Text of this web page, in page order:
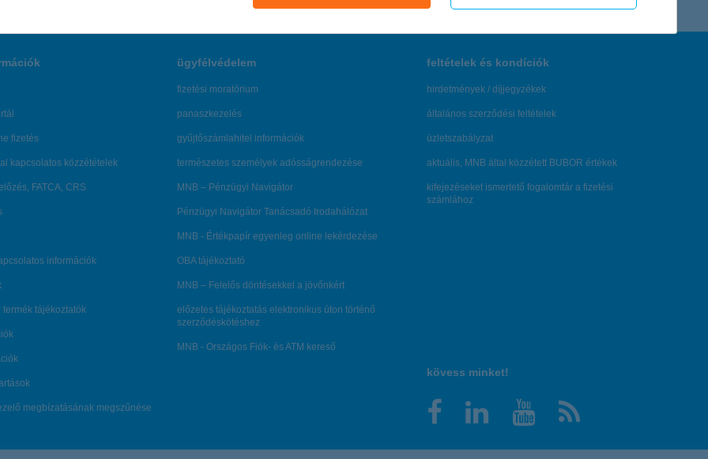
fizetés
kapcsolatos közzétételek
FATCA, CRS
információk
termék tájékoztatók
megbízatásának megszűnése
ügyfélvédelem
fizetési moratórium
panaszkezelés
gyűjtőszámlahitel információk
természetes személyek adósságrendezése
MNB – Pénzügyi Navigátor
Pénzügyi Navigátor Tanácsadó Irodahálózat
MNB - Értékpapír egyenleg online lekérdezése
OBA tájékoztató
MNB – Felelős döntésekkel a jövőnkért
előzetes tájékoztatás elektronikus úton történő
szerződéskötéshez
MNB - Országos Fiók- és ATM kereső
feltételek és kondíciók
hirdetmények / díjjegyzékek
általános szerződési feltételek
üzletszabályzat
aktuális, MNB által közzétett BUBOR értékek
kifejezéseket ismertető fogalomtár a fizetési
számlához
kövess minket!